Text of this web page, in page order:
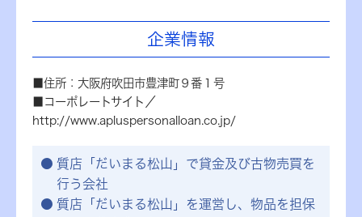
企業情報
■住所：大阪府吹田市豊津町９番１号
■コーポレートサイト／
http://www.apluspersonalloan.co.jp/
質店「だいまる松山」で貸金及び古物売買を
行う会社
質店「だいまる松山」を運営し、物品を担保